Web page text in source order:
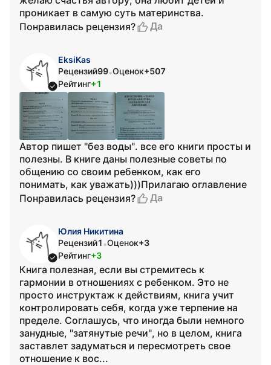
проникает в самую суть материнства.
Понравилась рецензия?
Да
EksiKas
Рецензий99•Оценок+507
Рейтинг+1
Автор пишет "без воды". все его книги просты и
полезны. В книге даны полезные советы по
общению со своим ребенком, как его
понимать, как уважать)))Прилагаю оглавление
Понравилась рецензия?
Да
Юлия Никитина
Рецензий1 •Оценок+3
Рейтинг+3
Книга полезная, если вы стремитесь к
гармонии в отношениях с ребенком. Это не
просто инструктаж к действиям, книга учит
контролировать себя, когда уже терпение на
пределе. Соглашусь, что иногда были немного
занудные, "затянутые речи", но в целом, книга
заставлет задуматься и пересмотреть свое
отношение к вос...